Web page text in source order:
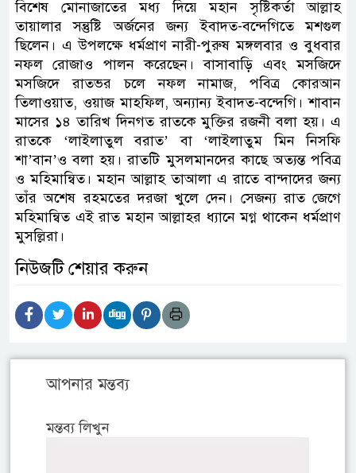
বিশেষ মোনাজাতের মধ্য দিয়ে মহান সৃষ্টিকর্তা আল্লাহ
তায়ালার সন্তুষ্টি অর্জনের জন্য ইবাদত-বন্দেগিতে মশগুল
ছিলেন। এ উপলক্ষে ধর্মপ্রাণ নারী-পুরুষ মঙ্গলবার ও বুধবার
নফল রোজাও পালন করেছেন। বাসাবাড়ি এবং মসজিদে
মসজিদে রাতভর চলে নফল নামাজ, পবিত্র কোরআন
তিলাওয়াত, ওয়াজ মাহফিল, অন্যান্য ইবাদত-বন্দেগি। শাবান
মাসের ১৪ তারিখ দিনগত রাতকে মুক্তির রজনী বলা হয়। এ
রাতকে ‘লাইলাতুল বরাত’ বা ‘লাইলাতুম মিন নিসফি
শা’বান’ও বলা হয়। রাতটি মুসলমানদের কাছে অত্যন্ত পবিত্র
ও মহিমান্বিত। মহান আল্লাহ তাআলা এ রাতে বান্দাদের জন্য
তাঁর অশেষ রহমতের দরজা খুলে দেন। সেজন্য রাত জেগে
মহিমান্বিত এই রাত মহান আল্লাহর ধ্যানে মগ্ন থাকেন ধর্মপ্রাণ
মুসল্লিরা।
নিউজটি শেয়ার করুন
আপনার মন্তব্য
মন্তব্য লিখুন